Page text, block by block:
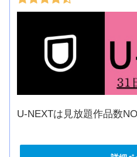
U-NEXTは見放題作品数